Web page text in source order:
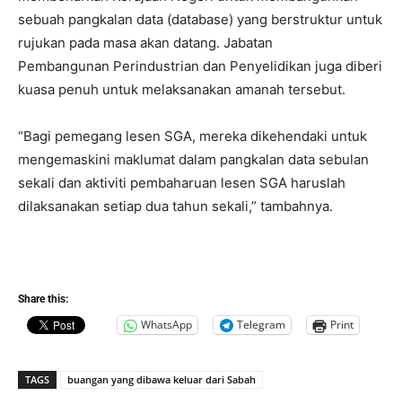
sebuah pangkalan data (database) yang berstruktur untuk
rujukan pada masa akan datang. Jabatan
Pembangunan Perindustrian dan Penyelidikan juga diberi
kuasa penuh untuk melaksanakan amanah tersebut.
“Bagi pemegang lesen SGA, mereka dikehendaki untuk
mengemaskini maklumat dalam pangkalan data sebulan
sekali dan aktiviti pembaharuan lesen SGA haruslah
dilaksanakan setiap dua tahun sekali,” tambahnya.
Share this:
WhatsApp Telegram Print
TAGS
buangan yang dibawa keluar dari Sabah